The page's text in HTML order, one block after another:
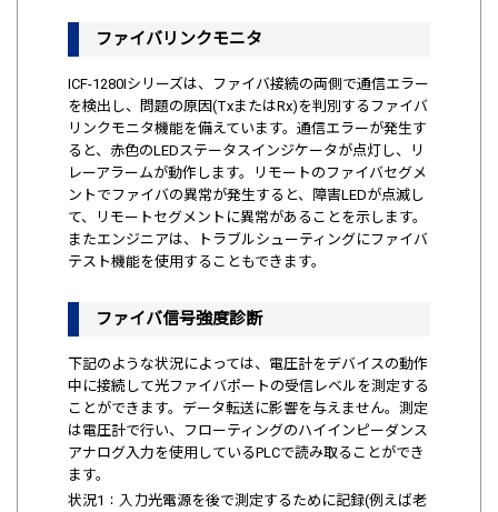
ファイバリンクモニタ
ICF-1280Iシリーズは、ファイバ接続の両側で通信エラー
を検出し、問題の原因(TxまたはRx)を判別するファイバ
リンクモニタ機能を備えています。通信エラーが発生す
ると、赤色のLEDステータスインジケータが点灯し、リ
レーアラームが動作します。リモートのファイバセグメ
ントでファイバの異常が発生すると、障害LEDが点滅し
て、リモートセグメントに異常があることを示します。
またエンジニアは、トラブルシューティングにファイバ
テスト機能を使用することもできます。
ファイバ信号強度診断
下記のような状況によっては、電圧計をデバイスの動作
中に接続して光ファイバポートの受信レベルを測定する
ことができます。データ転送に影響を与えません。測定
は電圧計で行い、フローティングのハイインピーダンス
アナログ入力を使用しているPLCで読み取ることができ
ます。
状況1：入力光電源を後で測定するために記録(例えば老